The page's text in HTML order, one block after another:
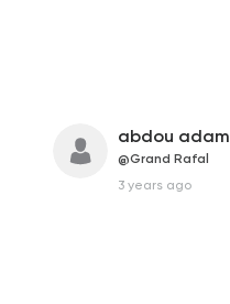
abdou adam
@Grand Rafal
3 years ago